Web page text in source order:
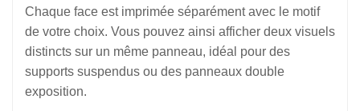
Chaque face est imprimée séparément avec le motif
de votre choix. Vous pouvez ainsi afficher deux visuels
distincts sur un même panneau, idéal pour des
supports suspendus ou des panneaux double
exposition.